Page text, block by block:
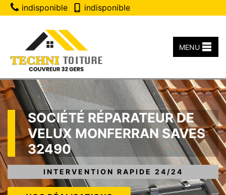
indisponible indisponible
MENU
SOCIÉTÉ RÉPARATEUR DE
VELUX MONFERRAN SAVES
32490
INTERVENTION RAPIDE 24/24